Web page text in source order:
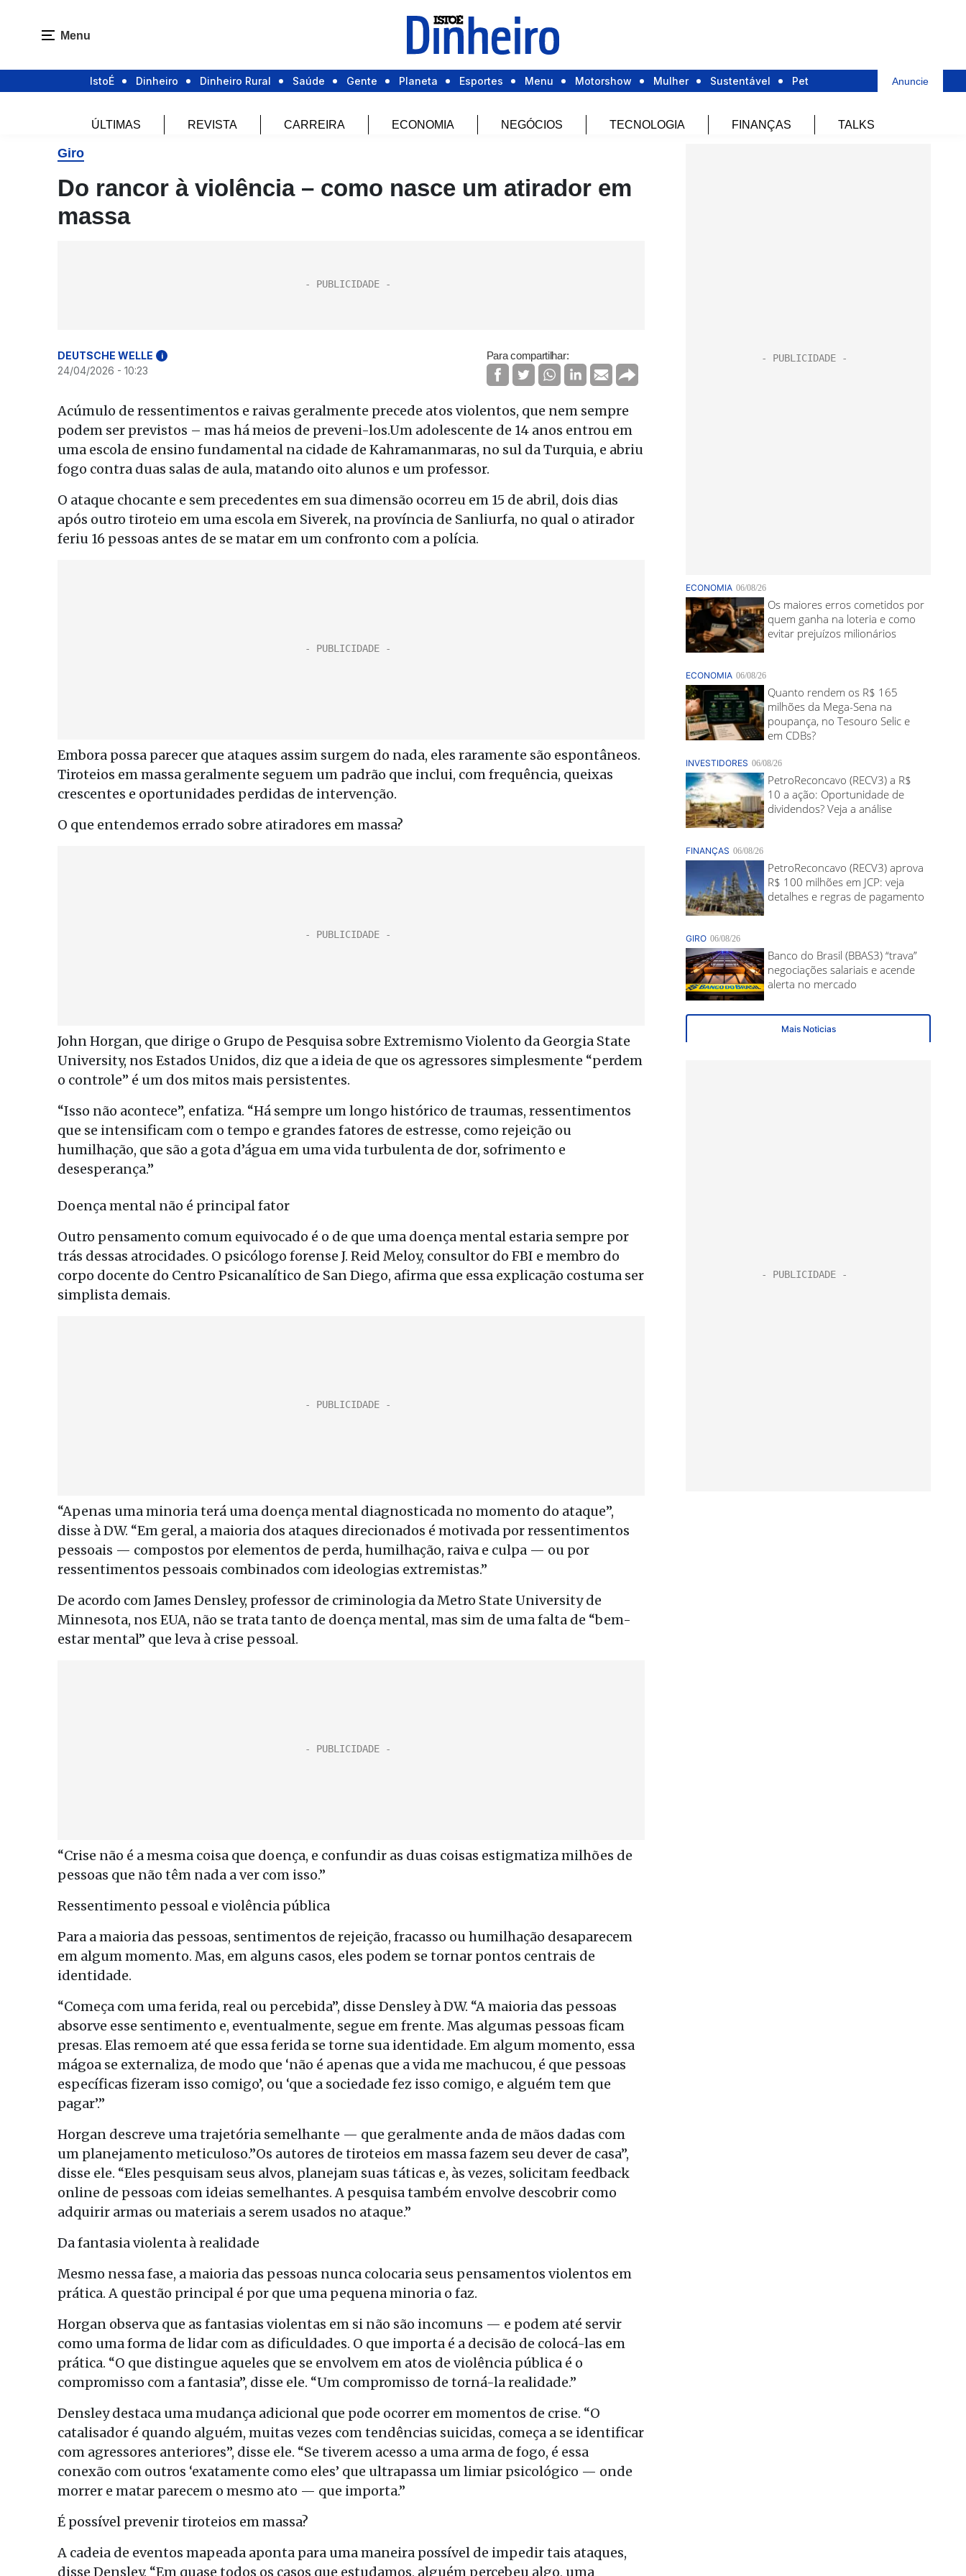
Menu
IstoÉ Dinheiro Dinheiro Rural Saúde Gente Planeta Esportes Menu Motorshow Mulher Sustentável Pet Anuncie
ÚLTIMAS REVISTA CARREIRA ECONOMIA NEGÓCIOS TECNOLOGIA FINANÇAS TALKS
Giro
Do rancor à violência – como nasce um atirador em
massa
DEUTSCHE WELLE i
24/04/2026 - 10:23
Para compartilhar:
Acúmulo de ressentimentos e raivas geralmente precede atos violentos, que nem sempre
podem ser previstos – mas há meios de preveni-los.Um adolescente de 14 anos entrou em
uma escola de ensino fundamental na cidade de Kahramanmaras, no sul da Turquia, e abriu
fogo contra duas salas de aula, matando oito alunos e um professor.
O ataque chocante e sem precedentes em sua dimensão ocorreu em 15 de abril, dois dias
após outro tiroteio em uma escola em Siverek, na província de Sanliurfa, no qual o atirador
feriu 16 pessoas antes de se matar em um confronto com a polícia.
Embora possa parecer que ataques assim surgem do nada, eles raramente são espontâneos.
Tiroteios em massa geralmente seguem um padrão que inclui, com frequência, queixas
crescentes e oportunidades perdidas de intervenção.
O que entendemos errado sobre atiradores em massa?
John Horgan, que dirige o Grupo de Pesquisa sobre Extremismo Violento da Georgia State
University, nos Estados Unidos, diz que a ideia de que os agressores simplesmente “perdem
o controle” é um dos mitos mais persistentes.
“Isso não acontece”, enfatiza. “Há sempre um longo histórico de traumas, ressentimentos
que se intensificam com o tempo e grandes fatores de estresse, como rejeição ou
humilhação, que são a gota d’água em uma vida turbulenta de dor, sofrimento e
desesperança.”
Doença mental não é principal fator
Outro pensamento comum equivocado é o de que uma doença mental estaria sempre por
trás dessas atrocidades. O psicólogo forense J. Reid Meloy, consultor do FBI e membro do
corpo docente do Centro Psicanalítico de San Diego, afirma que essa explicação costuma ser
simplista demais.
“Apenas uma minoria terá uma doença mental diagnosticada no momento do ataque”,
disse à DW. “Em geral, a maioria dos ataques direcionados é motivada por ressentimentos
pessoais — compostos por elementos de perda, humilhação, raiva e culpa — ou por
ressentimentos pessoais combinados com ideologias extremistas.”
De acordo com James Densley, professor de criminologia da Metro State University de
Minnesota, nos EUA, não se trata tanto de doença mental, mas sim de uma falta de “bem-
estar mental” que leva à crise pessoal.
“Crise não é a mesma coisa que doença, e confundir as duas coisas estigmatiza milhões de
pessoas que não têm nada a ver com isso.”
Ressentimento pessoal e violência pública
Para a maioria das pessoas, sentimentos de rejeição, fracasso ou humilhação desaparecem
em algum momento. Mas, em alguns casos, eles podem se tornar pontos centrais de
identidade.
“Começa com uma ferida, real ou percebida”, disse Densley à DW. “A maioria das pessoas
absorve esse sentimento e, eventualmente, segue em frente. Mas algumas pessoas ficam
presas. Elas remoem até que essa ferida se torne sua identidade. Em algum momento, essa
mágoa se externaliza, de modo que ‘não é apenas que a vida me machucou, é que pessoas
específicas fizeram isso comigo’, ou ‘que a sociedade fez isso comigo, e alguém tem que
pagar’.”
Horgan descreve uma trajetória semelhante — que geralmente anda de mãos dadas com
um planejamento meticuloso.”Os autores de tiroteios em massa fazem seu dever de casa”,
disse ele. “Eles pesquisam seus alvos, planejam suas táticas e, às vezes, solicitam feedback
online de pessoas com ideias semelhantes. A pesquisa também envolve descobrir como
adquirir armas ou materiais a serem usados no ataque.”
Da fantasia violenta à realidade
Mesmo nessa fase, a maioria das pessoas nunca colocaria seus pensamentos violentos em
prática. A questão principal é por que uma pequena minoria o faz.
Horgan observa que as fantasias violentas em si não são incomuns — e podem até servir
como uma forma de lidar com as dificuldades. O que importa é a decisão de colocá-las em
prática. “O que distingue aqueles que se envolvem em atos de violência pública é o
compromisso com a fantasia”, disse ele. “Um compromisso de torná-la realidade.”
Densley destaca uma mudança adicional que pode ocorrer em momentos de crise. “O
catalisador é quando alguém, muitas vezes com tendências suicidas, começa a se identificar
com agressores anteriores”, disse ele. “Se tiverem acesso a uma arma de fogo, é essa
conexão com outros ‘exatamente como eles’ que ultrapassa um limiar psicológico — onde
morrer e matar parecem o mesmo ato — que importa.”
É possível prevenir tiroteios em massa?
A cadeia de eventos mapeada aponta para uma maneira possível de impedir tais ataques,
disse Densley. “Em quase todos os casos que estudamos, alguém percebeu algo, uma